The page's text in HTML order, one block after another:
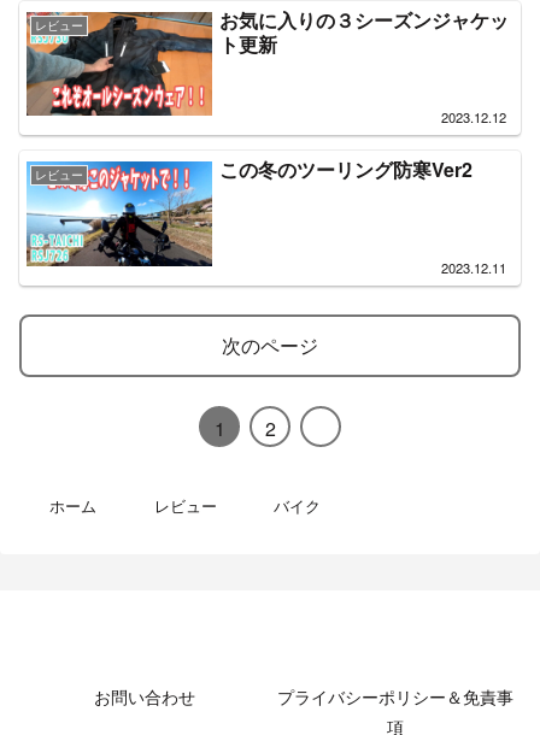
レビュー
お気に入りの３シーズンジャケッ
ト更新
2023.12.12
レビュー この冬のツーリング防寒Ver2
2023.12.11
次のページ
1 2
ホーム レビュー バイク
お問い合わせ
プライバシーポリシー＆免責事
項